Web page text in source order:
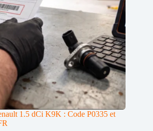
1.5 dCi K9K : Code P0335 et